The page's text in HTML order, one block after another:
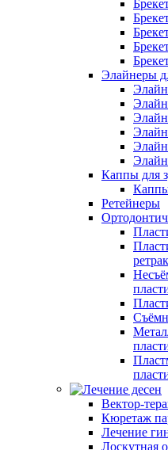
Элайнеры
Каппы для
Ретейнеры
Вектор-
Кюретаж
Лечение
Лоскутная